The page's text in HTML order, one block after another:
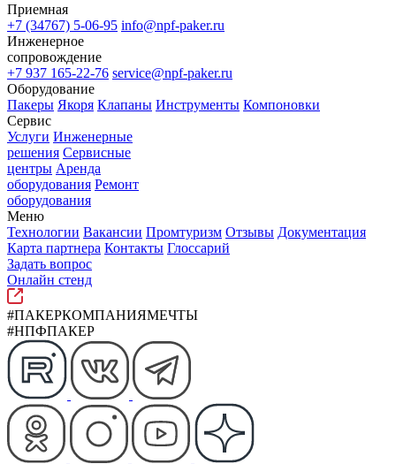
Приемная
+7 (34767) 5-06-95 info@npf-paker.ru
Инженерное
сопровождение
+7 937 165-22-76 service@npf-paker.ru
Оборудование
Пакеры Якоря Клапаны Инструменты Компоновки
Сервис
Услуги Инженерные
решения Сервисные
центры Аренда
оборудования Ремонт
оборудования
Меню
Технологии Вакансии Промтуризм Отзывы Документация
Карта партнера Контакты Глоссарий
Задать вопрос
Онлайн стенд
#ПАКЕРКОМПАНИЯМЕЧТЫ
#НПФПАКЕР